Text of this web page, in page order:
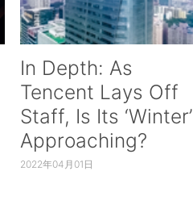
In Depth: As
Tencent Lays Off
Staff, Is Its ‘Winter’
Approaching?
2022年04月01日